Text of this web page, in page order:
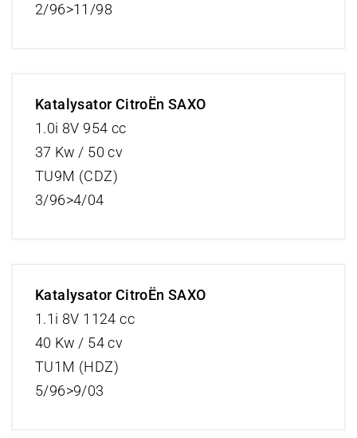
2/96>11/98
Katalysator CitroËn SAXO
1.0i 8V 954 cc
37 Kw / 50 cv
TU9M (CDZ)
3/96>4/04
Katalysator CitroËn SAXO
1.1i 8V 1124 cc
40 Kw / 54 cv
TU1M (HDZ)
5/96>9/03